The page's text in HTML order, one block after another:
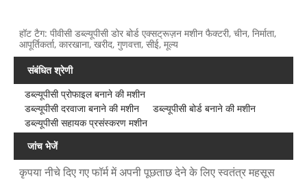
हॉट टैग: पीवीसी डब्ल्यूपीसी डोर बोर्ड एक्सट्रूज़न मशीन फैक्टरी, चीन, निर्माता,
आपूर्तिकर्ता, कारखाना, खरीद, गुणवत्ता, सीई, मूल्य
संबंधित श्रेणी
डब्ल्यूपीसी प्रोफाइल बनाने की मशीन
डब्ल्यूपीसी दरवाजा बनाने की मशीन
डब्ल्यूपीसी बोर्ड बनाने की मशीन
डब्ल्यूपीसी सहायक प्रसंस्करण मशीन
जांच भेजें
कृपया नीचे दिए गए फॉर्म में अपनी पूछताछ देने के लिए स्वतंत्र महसूस